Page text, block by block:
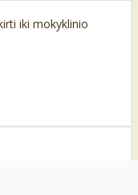
iki mokyklinio